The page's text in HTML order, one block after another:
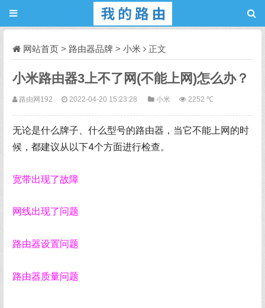
网站首页 > 路由器品牌 > 小米 正文
小米路由器3上不了网(不能上网)怎么办？
路由网192 2022-04-20 15:23:28 小米 2252 ℃
无论是什么牌子、什么型号的路由器，当它不能上网的时
候，都建议从以下4个方面进行检查。
宽带出现了故障
网线出现了问题
路由器设置问题
路由器质量问题